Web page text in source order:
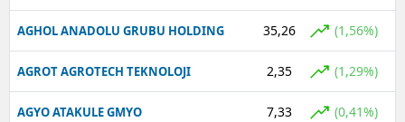
AGHOL ANADOLU GRUBU HOLDING 35,26 (1,56%)
AGROT AGROTECH TEKNOLOJI 2,35 (1,29%)
AGYO ATAKULE GMYO 7,33 (0,41%)